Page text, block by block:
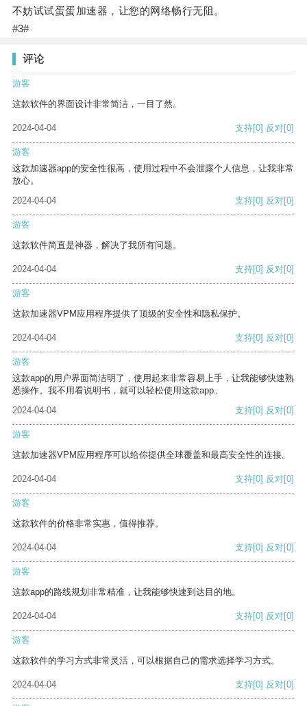
不妨试试蛋蛋加速器，让您的网络畅行无阻。
#3#
评论
游客
这款软件的界面设计非常简洁，一目了然。
2024-04-04 支持[0] 反对[0]
游客
这款加速器app的安全性很高，使用过程中不会泄露个人信息，让我非常
放心。
2024-04-04
支持[0] 反对[0]
游客
这款软件简直是神器，解决了我所有问题。
2024-04-04 支持[0] 反对[0]
游客
这款加速器VPM应用程序提供了顶级的安全性和隐私保护。
2024-04-04 支持[0] 反对[0]
游客
这款app的用户界面简洁明了，使用起来非常容易上手，让我能够快速熟
悉操作。我不用看说明书，就可以轻松使用这款app。
2024-04-04
支持[0] 反对[0]
游客
这款加速器VPM应用程序可以给你提供全球覆盖和最高安全性的连接。
2024-04-04 支持[0] 反对[0]
游客
这款软件的价格非常实惠，值得推荐。
2024-04-04 支持[0] 反对[0]
游客
这款app的路线规划非常精准，让我能够快速到达目的地。
2024-04-04 支持[0] 反对[0]
游客
这款软件的学习方式非常灵活，可以根据自己的需求选择学习方式。
2024-04-04 支持[0] 反对[0]